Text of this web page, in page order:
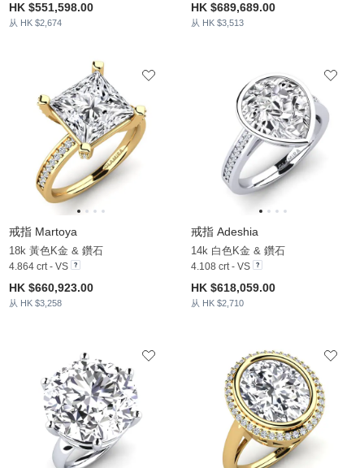
HK $551,598.00
从 HK $2,674
HK $689,689.00
从 HK $3,513
戒指 Martoya
18k 黃色K金 & 鑽石
4.864 crt - VS
HK $660,923.00
从 HK $3,258
戒指 Adeshia
14k 白色K金 & 鑽石
4.108 crt - VS
HK $618,059.00
从 HK $2,710